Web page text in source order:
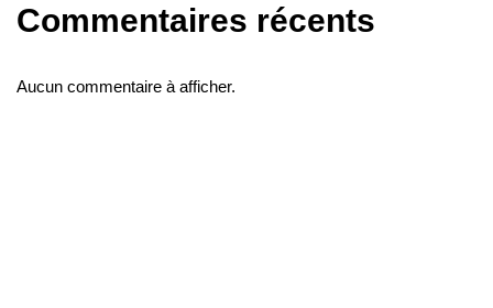
Commentaires récents
Aucun commentaire à afficher.